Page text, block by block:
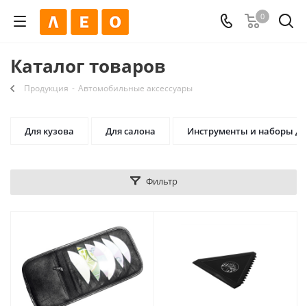
0
Каталог товаров
Продукция - Автомобильные аксессуары
Для кузова Для салона Инструменты и наборы
Фильтр